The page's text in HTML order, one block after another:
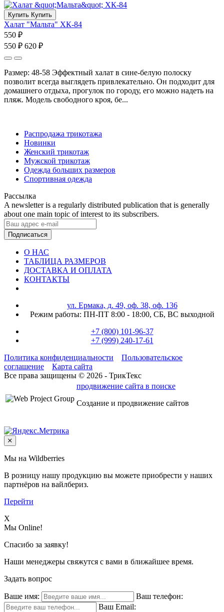
Купить Купить
Халат "Мальта" ХК-84
550 ₽
550 ₽ 620 ₽
Размер: 48-58 Эффектный халат в сине-белую полоску
позволит всегда выглядеть привлекательно. Он подходит для
домашнего отдыха, прогулок по городу, его можно надеть на
пляж. Модель свободного кроя, бе...
Распродажа трикотажа
Новинки
Женский трикотаж
Мужской трикотаж
Одежда больших размеров
Спортивная одежда
Рассылка
A newsletter is a regularly distributed publication that is generally
about one main topic of interest to its subscribers.
Подписаться
О НАС
ТАБЛИЦА РАЗМЕРОВ
ДОСТАВКА И ОПЛАТА
КОНТАКТЫ
ул. Ермака, д. 49, оф. 38, оф. 136
Режим работы: ПН-ПТ 8:00 - 18:00, СБ, ВС выходной
+7 (800) 101-96-37
+7 (999) 240-17-61
Политика конфиденциальности
Пользовательское
соглашение
Карта сайта
Все права защищены © 2026 - ТрикТекс
продвижение сайта в поиске
Создание и продвижение сайтов
Мы на Wildberries
В розницу нашу продукцию вы можете приобрести у наших
партнёров на вайлбериз.
Перейти
X
Мы Online!
Спасибо за заявку!
Наши менеджеры свяжутся с вами в ближайшее время.
Задать вопрос
Ваше имя:
Ваш телефон:
Ваш Email: